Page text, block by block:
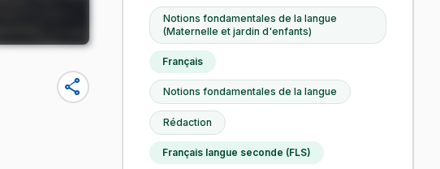
share
Notions fondamentales de la langue
(Maternelle et jardin d'enfants)
Français
Notions fondamentales de la langue
Rédaction
Français langue seconde (FLS)